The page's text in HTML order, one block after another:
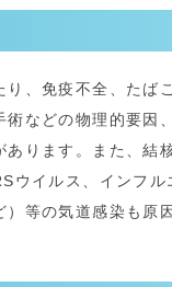
り、免疫不全、たば
術などの物理的要因
あります。また、結
ウイルス、インフル
）等の気道感染も原